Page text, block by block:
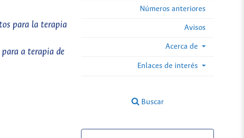
Números anteriores
Avisos
Acerca de
Enlaces de interés
Buscar
para la terapia
a terapia de